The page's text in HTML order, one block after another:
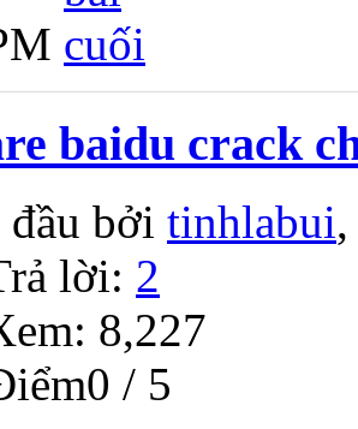
baidu crack
đầu bởi tinhlabui
lời: 2
8,227
/ 5